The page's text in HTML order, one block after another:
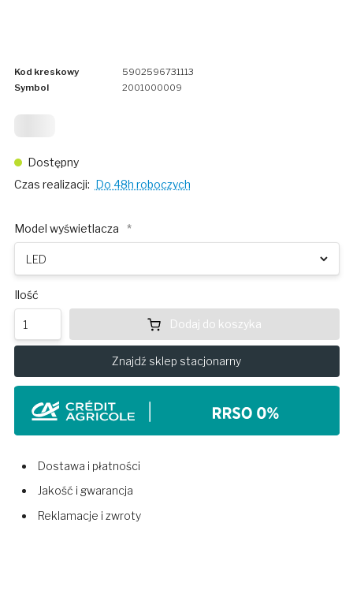
Kod kreskowy
5902596731113
Symbol
2001000009
Dostępny
Czas realizacji: Do 48h roboczych
Model wyświetlacza *
Ilość
Dodaj do koszyka
Znajdź sklep stacjonarny
Dostawa i płatności
Jakość i gwarancja
Reklamacje i zwroty